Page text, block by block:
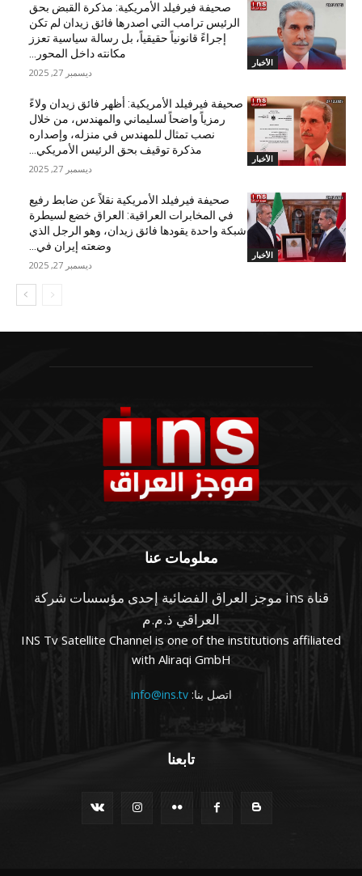
الأخبار
صحيفة فيرفيلد الأمريكية: مذكرة القبض بحق
الرئيس ترامب التي اصدرها فائق زيدان لم تكن
إجراءً قانونياً حقيقياً، بل رسالة سياسية تعزز
مكانته داخل المحور...
ديسمبر 27, 2025
الأخبار
صحيفة فيرفيلد الأمريكية: أظهر فائق زيدان ولاءً
رمزياً واضحاً لسليماني والمهندس، من خلال
نصب تمثال للمهندس في منزله، وإصداره
مذكرة توقيف بحق الرئيس الأمريكي...
ديسمبر 27, 2025
الأخبار
صحيفة فيرفيلد الأمريكية نقلاً عن ضابط رفيع
في المخابرات العراقية: العراق خضع لسيطرة
شبكة واحدة يقودها فائق زيدان، وهو الرجل الذي
وضعته إيران في...
ديسمبر 27, 2025
معلومات عنا
قناة ins موجز العراق الفضائية إحدى مؤسسات شركة
العراقي ذ.م.م
INS Tv Satellite Channel is one of the institutions affiliated
with Aliraqi GmbH
اتصل بنا:info@ins.tv
تابعنا